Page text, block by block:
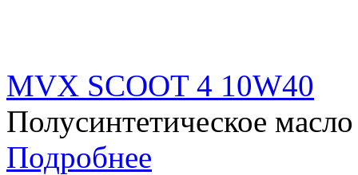
MVX SCOOT 4 10W40
Полусинтетическое
Подробнее